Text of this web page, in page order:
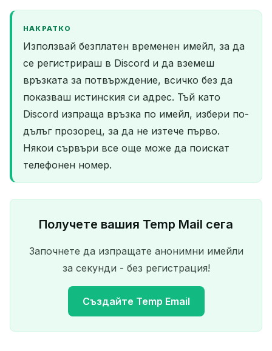
НАКРАТКО
Използвай безплатен временен имейл, за да
се регистрираш в Discord и да вземеш
връзката за потвърждение, всичко без да
показваш истинския си адрес. Тъй като
Discord изпраща връзка по имейл, избери по-
дълъг прозорец, за да не изтече първо.
Някои сървъри все още може да поискат
телефонен номер.
Получете вашия Temp Mail сега
Започнете да изпращате анонимни имейли
за секунди - без регистрация!
Създайте Temp Email